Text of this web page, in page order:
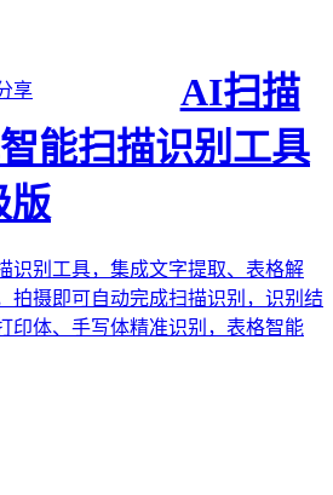
享
AI扫描
能扫描识别工具
版
识别工具，集成文字提取、表格解
拍摄即可自动完成扫描识别，识别结
印体、手写体精准识别，表格智能